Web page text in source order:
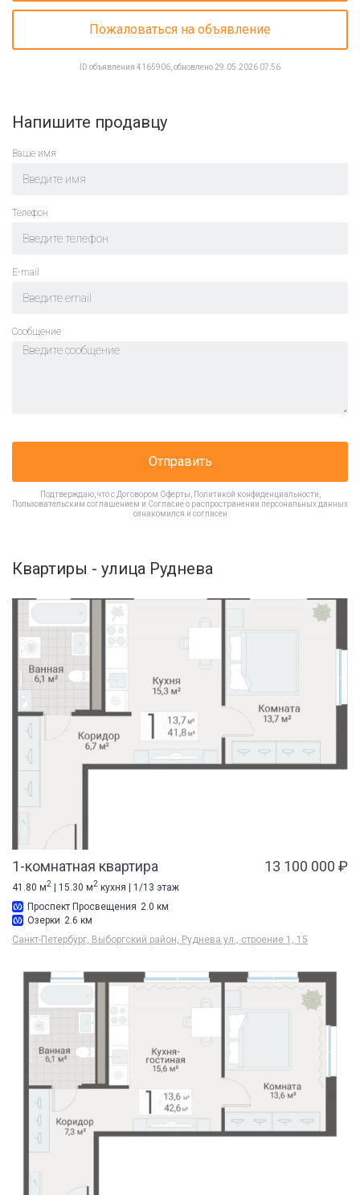
Пожаловаться на объявление
ID объявления 4165906, обновлено 29.05.2026 07:56
Напишите продавцу
Ваше имя
Телефон
E-mail
Cообщение
Отправить
Подтверждаю, что с Договором Оферты Политикой конфиденциальности
Пользовательским соглашением и Согласие о распространении персональных данных
ознакомился и согласен
Квартиры - улица Руднева
1-комнатная квартира 13 100 000 ₽
41.80 м2 | 15.30 м2 кухня | 1/13 этаж
Проспект Просвещения 2.0 км
Озерки 2.6 км
Санкт-Петербург, Выборгский район, Руднева ул., строение 1, 15